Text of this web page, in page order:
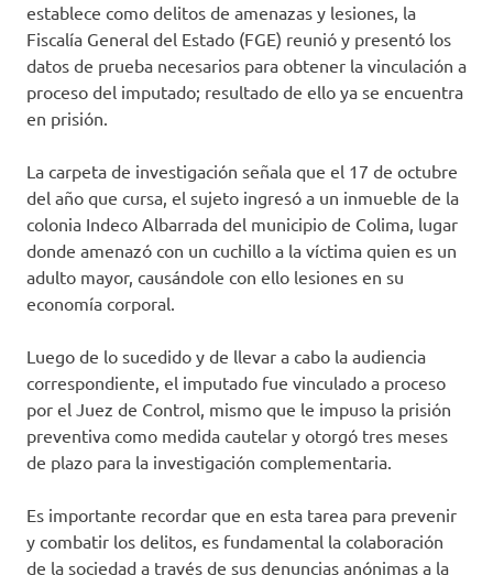
establece como delitos de amenazas y lesiones, la
Fiscalía General del Estado (FGE) reunió y presentó los
datos de prueba necesarios para obtener la vinculación a
proceso del imputado; resultado de ello ya se encuentra
en prisión.
La carpeta de investigación señala que el 17 de octubre
del año que cursa, el sujeto ingresó a un inmueble de la
colonia Indeco Albarrada del municipio de Colima, lugar
donde amenazó con un cuchillo a la víctima quien es un
adulto mayor, causándole con ello lesiones en su
economía corporal.
Luego de lo sucedido y de llevar a cabo la audiencia
correspondiente, el imputado fue vinculado a proceso
por el Juez de Control, mismo que le impuso la prisión
preventiva como medida cautelar y otorgó tres meses
de plazo para la investigación complementaria.
Es importante recordar que en esta tarea para prevenir
y combatir los delitos, es fundamental la colaboración
de la sociedad a través de sus denuncias anónimas a la